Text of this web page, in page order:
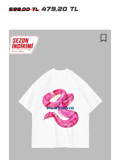
599,00 TL 479,20 TL